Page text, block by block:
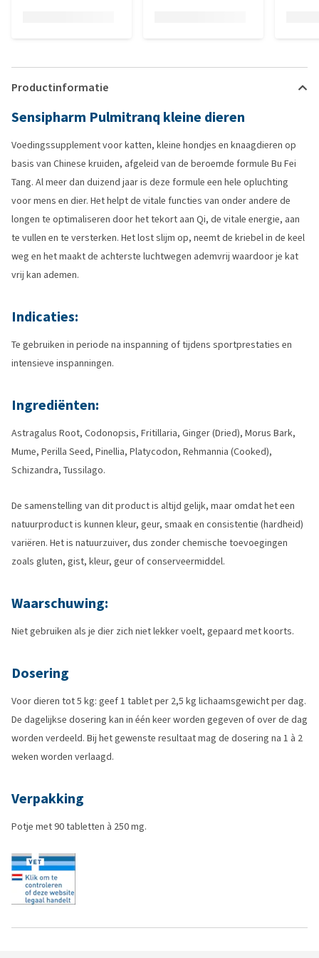
Productinformatie
Sensipharm Pulmitranq kleine dieren
Voedingssupplement voor katten, kleine hondjes en knaagdieren op
basis van Chinese kruiden, afgeleid van de beroemde formule Bu Fei
Tang. Al meer dan duizend jaar is deze formule een hele opluchting
voor mens en dier. Het helpt de vitale functies van onder andere de
longen te optimaliseren door het tekort aan Qi, de vitale energie, aan
te vullen en te versterken. Het lost slijm op, neemt de kriebel in de keel
weg en het maakt de achterste luchtwegen ademvrij waardoor je kat
vrij kan ademen.
Indicaties:
Te gebruiken in periode na inspanning of tijdens sportprestaties en
intensieve inspanningen.
Ingrediënten:
Astragalus Root, Codonopsis, Fritillaria, Ginger (Dried), Morus Bark,
Mume, Perilla Seed, Pinellia, Platycodon, Rehmannia (Cooked),
Schizandra, Tussilago.
De samenstelling van dit product is altijd gelijk, maar omdat het een
natuurproduct is kunnen kleur, geur, smaak en consistentie (hardheid)
variëren. Het is natuurzuiver, dus zonder chemische toevoegingen
zoals gluten, gist, kleur, geur of conserveermiddel.
Waarschuwing:
Niet gebruiken als je dier zich niet lekker voelt, gepaard met koorts.
Dosering
Voor dieren tot 5 kg: geef 1 tablet per 2,5 kg lichaamsgewicht per dag.
De dagelijkse dosering kan in één keer worden gegeven of over de dag
worden verdeeld. Bij het gewenste resultaat mag de dosering na 1 à 2
weken worden verlaagd.
Verpakking
Potje met 90 tabletten à 250 mg.